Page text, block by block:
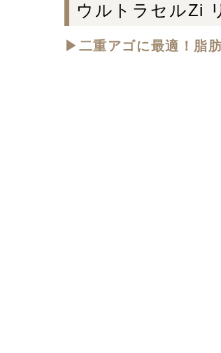
ウルトラセルZi
▶二重アゴに最適！脂